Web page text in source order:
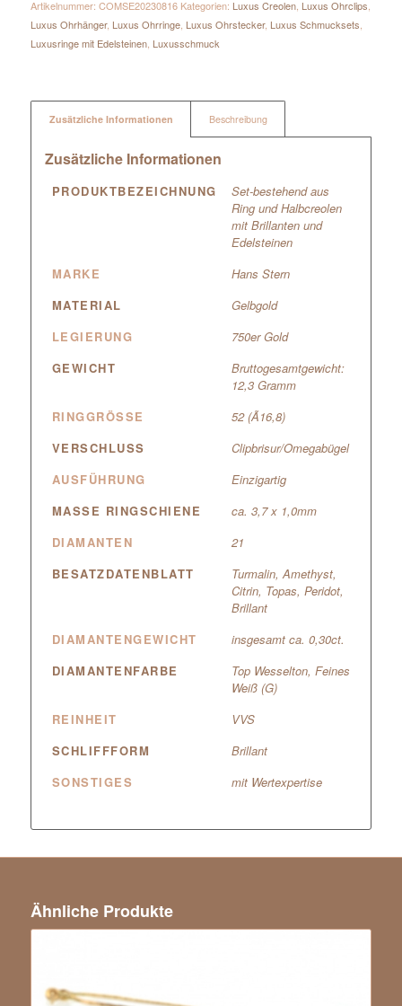
Artikelnummer: COMSE20230816 Kategorien: Luxus Creolen, Luxus Ohrclips,
Luxus Ohrhänger, Luxus Ohrringe, Luxus Ohrstecker, Luxus Schmucksets,
Luxusringe mit Edelsteinen, Luxusschmuck
Zusätzliche Informationen Beschreibung
Zusätzliche Informationen
PRODUKTBEZEICHNUNG
Set-bestehend aus
Ring und Halbcreolen
mit Brillanten und
Edelsteinen
MARKE
Hans Stern
MATERIAL
Gelbgold
LEGIERUNG
750er Gold
GEWICHT
Bruttogesamtgewicht:
12,3 Gramm
RINGGRÖSSE
52 (Ã16,8)
VERSCHLUSS
Clipbrisur/Omegabügel
AUSFÜHRUNG
Einzigartig
MASSE RINGSCHIENE
ca. 3,7 x 1,0mm
DIAMANTEN
21
BESATZDATENBLATT
Turmalin, Amethyst,
Citrin, Topas, Peridot,
Brillant
DIAMANTENGEWICHT
insgesamt ca. 0,30ct.
DIAMANTENFARBE
Top Wesselton, Feines
Weiß (G)
REINHEIT
VVS
SCHLIFFFORM
Brillant
SONSTIGES
mit Wertexpertise
Ähnliche Produkte